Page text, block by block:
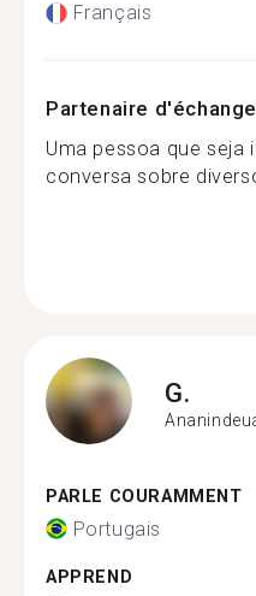
Français
Partenaire
Uma pessoa que seja
conversa sobre
G.
PARLE COURAMMENT
Portugais
APPREND